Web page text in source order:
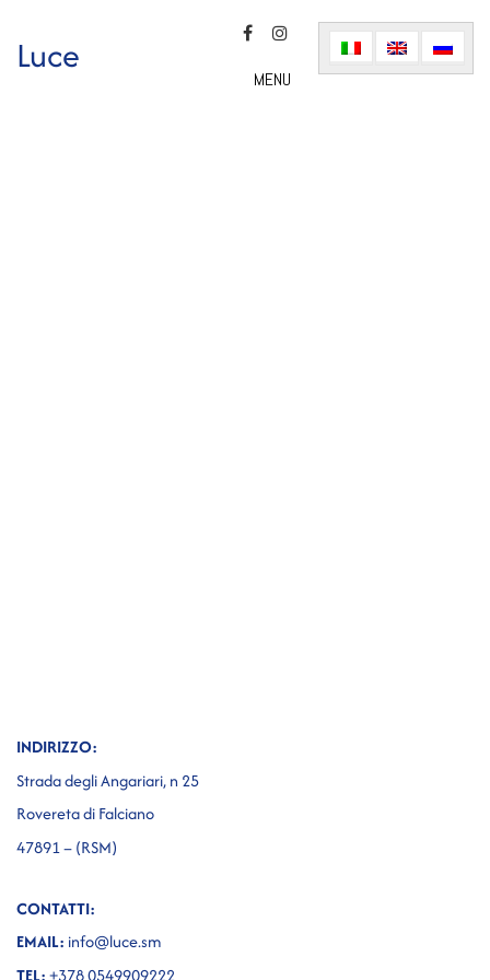
Luce
MENU
INDIRIZZO:
Strada degli Angariari, n 25
Rovereta di Falciano
47891 – (RSM)
CONTATTI:
EMAIL: info@luce.sm
TEL:+378 0549909222